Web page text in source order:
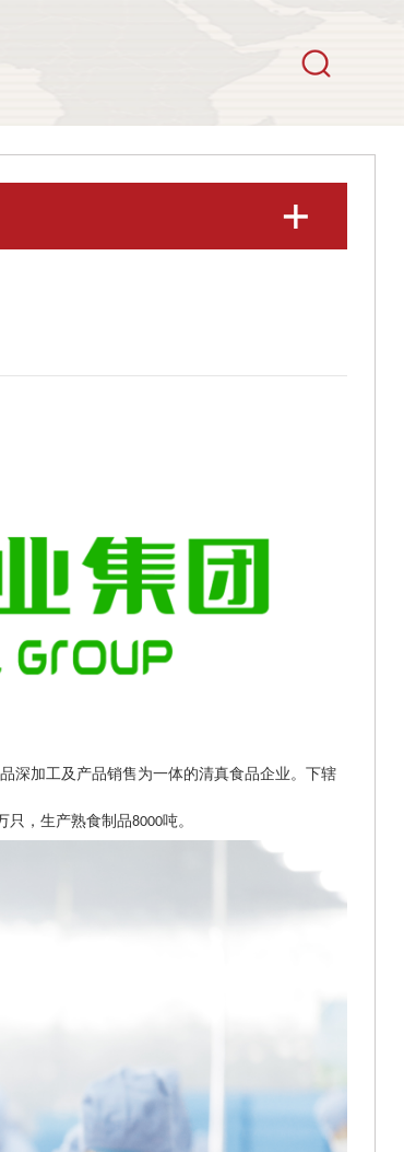
深加工及产品销售为一体的清真食品企业。下辖
只，生产熟食制品8000吨。